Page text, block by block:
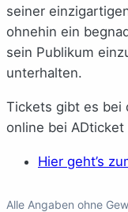
seiner
ohnehin ein
sein Publikum
unterhalten.
Tickets gibt es bei
online bei ADticket
Hier geht’s
Alle Angaben ohne